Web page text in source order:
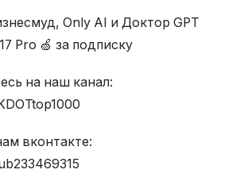
Only AI и Доктор GPT
Pro 🍏 за подписку
на наш канал:
вконтакте: